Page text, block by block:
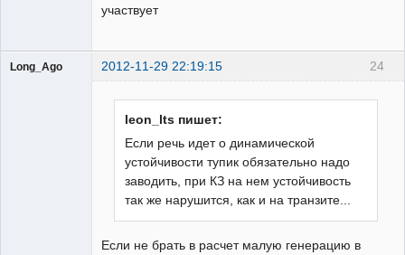
участвует
24
Long_Ago 2012-11-29 22:19:15
leon_lts пишет:
Если речь идет о динамической
устойчивости тупик обязательно надо
заводить, при КЗ на нем устойчивость
так же нарушится, как и на транзите...
Если не брать в расчет малую генерацию в